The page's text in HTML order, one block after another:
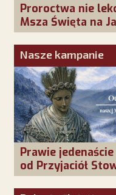
Proroctwa nie
Msza Święta na
dziękujemy za
obecność!
Nasze kampanie
Prawie
od Przyjaciół
złożonych w La